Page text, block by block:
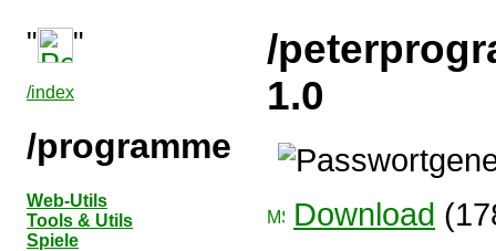
" "
/index
/programme
Web-Utils
Tools & Utils
Spiele
/
1.0
Download